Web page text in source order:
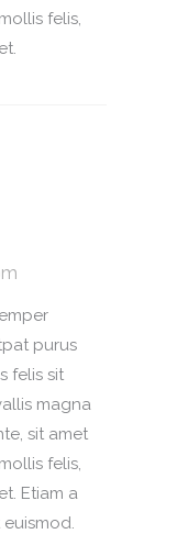
felis,
purus
felis sit
magna
sit amet
felis,
Etiam a